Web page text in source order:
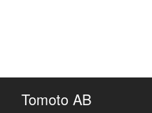
Tomoto AB